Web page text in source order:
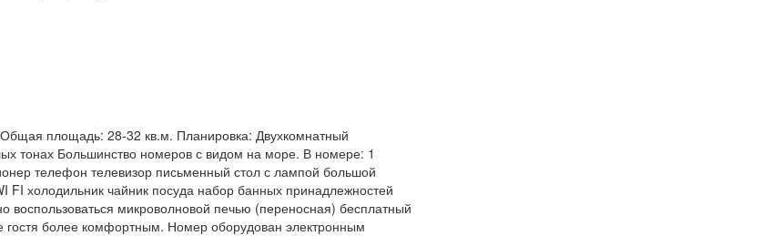
площадь: 28-32 кв.м. Планировка: Двухкомнатный
тонах Большинство номеров с видом на море. В номере: 1
телефон телевизор письменный стол с лампой большой
холодильник чайник посуда набор банных принадлежностей
микроволновой печью (переносная) бесплатный
более комфортным. Номер оборудован электронным